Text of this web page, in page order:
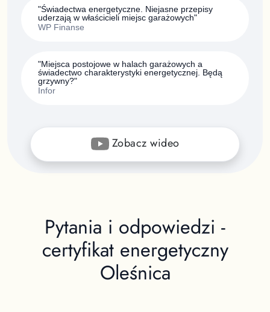
"Świadectwa energetyczne. Niejasne przepisy
uderzają w właścicieli miejsc garażowych"
WP Finanse
"Miejsca postojowe w halach garażowych a
świadectwo charakterystyki energetycznej. Będą
grzywny?"
Infor
Zobacz wideo
Pytania i odpowiedzi -
certyfikat energetyczny
Oleśnica